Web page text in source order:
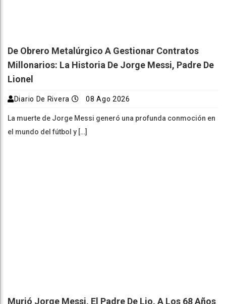
De Obrero Metalúrgico A Gestionar Contratos
Millonarios: La Historia De Jorge Messi, Padre De
Lionel
Diario De Rivera 08 Ago 2026
La muerte de Jorge Messi generó una profunda conmoción en
el mundo del fútbol y […]
Murió Jorge Messi, El Padre De Lio, A Los 68 Años